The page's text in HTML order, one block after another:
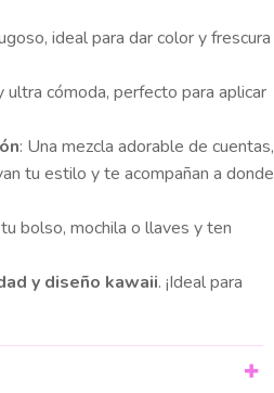
ideal para dar color y frescura
ultra cómoda, perfecto para aplicar
: Una mezcla adorable de cuentas,
tu estilo y te acompañan a donde
bolso, mochila o llaves y ten
y diseño kawaii. ¡Ideal para